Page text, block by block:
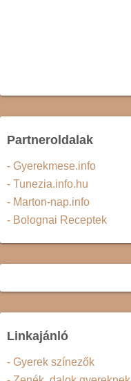
Partneroldalak
- Gyerekmese.info
- Tunezia.info.hu
- Marton-nap.info
- Bolognai Receptek
Linkajánló
- Gyerek színezők